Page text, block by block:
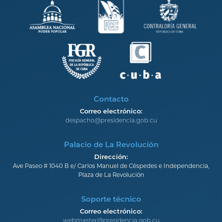
Contacto
Correo electrónico:
despacho@presidencia.gob.cu
Palacio de La Revolución
Dirección:
Ave Paseo # 1040 B e/ Carlos Manuel de Céspedes e Independencia,
Plaza de La Revolución
Soporte técnico
Correo electrónico:
webmaster@presidencia.gob.cu